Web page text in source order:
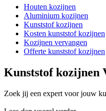
Houten kozijnen
Aluminium kozijnen
Kunststof kozijnen
Kosten kunststof kozijnen
Kozijnen vervangen
Offerte kunststof kozijnen
Kunststof kozijnen
Zoek jij een expert voor jouw